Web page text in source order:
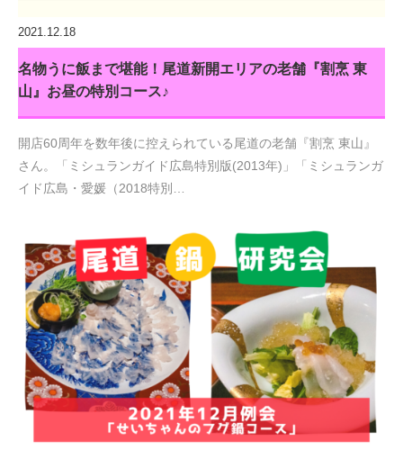
2021.12.18
名物うに飯まで堪能！尾道新開エリアの老舗『割烹 東
山』お昼の特別コース♪
開店60周年を数年後に控えられている尾道の老舗『割烹 東山』
さん。「ミシュランガイド広島特別版(2013年)」「ミシュランガ
イド広島・愛媛（2018特別…